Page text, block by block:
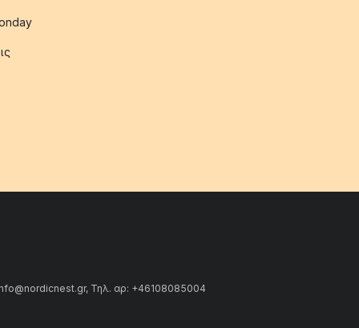
Τηλ. αρ: +46108085004